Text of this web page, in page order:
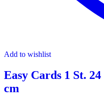
Add to wishlist
Easy Cards 1 St.
cm